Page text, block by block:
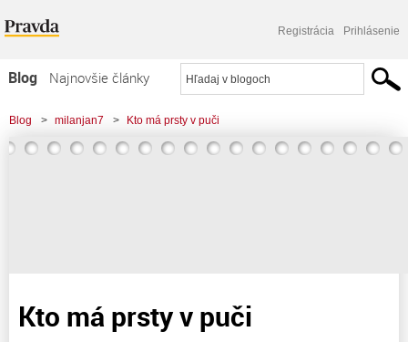
Registrácia Prihlásenie
Blog
Najnovšie články
Najčítanejšie články
Najkomentovanejšie články
Blog > milanjan7 > Kto má prsty v puči
Kto má prsty v puči